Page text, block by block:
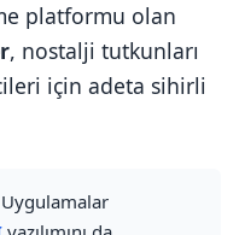
platformu olan
, nostalji tutkunları
için adeta sihirli